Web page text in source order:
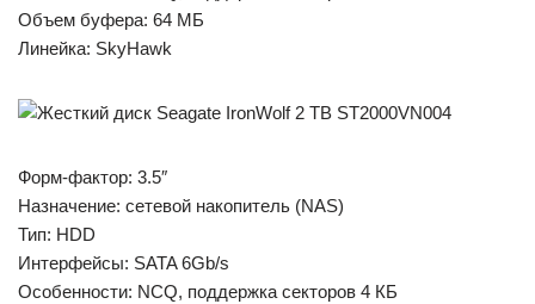
Объем буфера: 64 МБ
Линейка: SkyHawk
Форм-фактор: 3.5″
Назначение: сетевой накопитель (NAS)
Тип: HDD
Интерфейсы: SATA 6Gb/s
Особенности: NCQ, поддержка секторов 4 КБ